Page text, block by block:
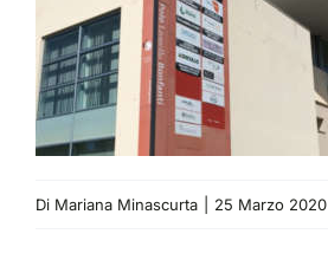
Di Mariana Minascurta 25 Marzo 2020